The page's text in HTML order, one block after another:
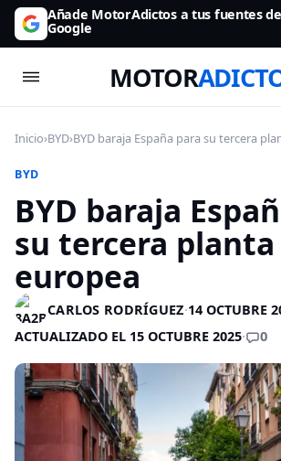
Añade MotorAdictos a tus fuentes de
Google
MOTOR
Inicio›BYD›BYD baraja España para su tercera
BYD
BYD baraja
su tercera planta
europea
CARLOS RODRÍGUEZ·14 OCTUBRE
ACTUALIZADO EL 15 OCTUBRE 2025· 0